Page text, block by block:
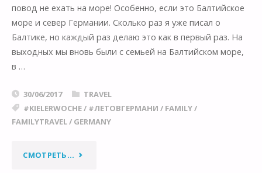
повод не ехать на море! Особенно, если это Балтийское
море и север Германии. Сколько раз я уже писал о
Балтике, но каждый раз делаю это как в первый раз. На
выходных мы вновь были с семьей на Балтийском море,
в …
30/06/2017
TRAVEL
#KIELERWOCHE/ #ЛЕТОВГЕРМАНИ / FAMILY/
FAMILYTRAVEL/ GERMANY
СМОТРЕТЬ... "ВЫХОДНЫЕ